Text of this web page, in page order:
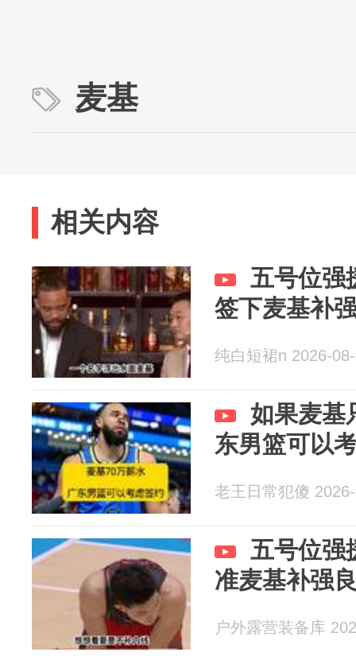
麦基
相关内容
五号位强
签下麦基补
纯白短裙n 2026-
如果麦基
东男篮可以
老王日常犯傻
五号位强
准麦基补强
户外露营装备库